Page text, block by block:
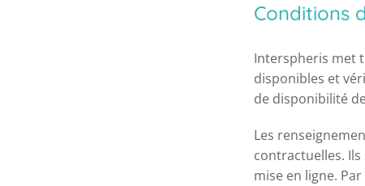
Conditions
Interspheris met
disponibles et
de disponibilité
Les
contractuelles.
mise en ligne.